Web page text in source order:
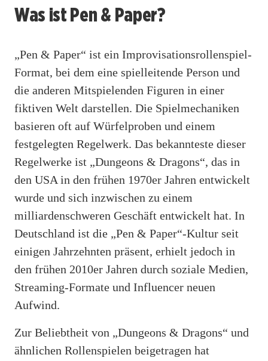
Was ist Pen & Paper?
„Pen & Paper“ ist ein Improvisationsrollenspiel-
Format, bei dem eine spielleitende Person und
die anderen Mitspielenden Figuren in einer
fiktiven Welt darstellen. Die Spielmechaniken
basieren oft auf Würfelproben und einem
festgelegten Regelwerk. Das bekannteste dieser
Regelwerke ist „Dungeons & Dragons“, das in
den USA in den frühen 1970er Jahren entwickelt
wurde und sich inzwischen zu einem
milliardenschweren Geschäft entwickelt hat. In
Deutschland ist die „Pen & Paper“-Kultur seit
einigen Jahrzehnten präsent, erhielt jedoch in
den frühen 2010er Jahren durch soziale Medien,
Streaming-Formate und Influencer neuen
Aufwind.
Zur Beliebtheit von „Dungeons & Dragons“ und
ähnlichen Rollenspielen beigetragen hat